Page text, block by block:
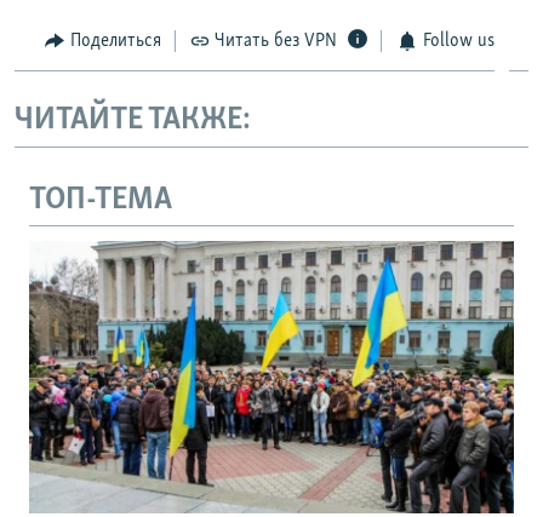
Поделиться Читать без VPN Follow us
ЧИТАЙТЕ ТАКЖЕ:
ТОП-ТЕМА